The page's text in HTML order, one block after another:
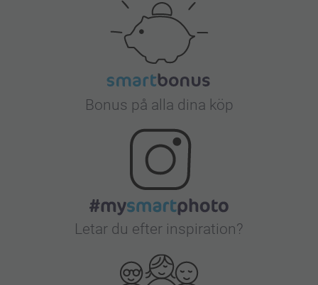
Bonus på alla dina köp
Letar du efter inspiration?